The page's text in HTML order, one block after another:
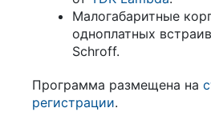
Малогабаритные
одноплатных
Schroff.
Программа размещена на
регистрации.